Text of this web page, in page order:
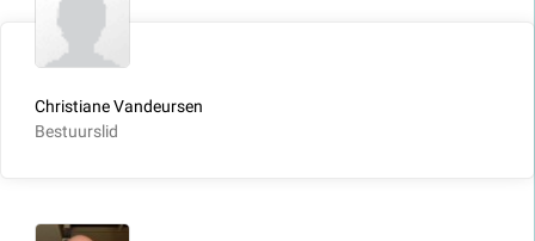
Christiane Vandeursen
Bestuurslid